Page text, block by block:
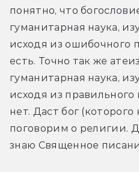
понятно, что
гуманитарная наука,
исходя из ошибочного
есть. Точно так же
гуманитарная наука,
исходя из правильного
нет. Даст бог
поговорим о религии.
знаю Священное